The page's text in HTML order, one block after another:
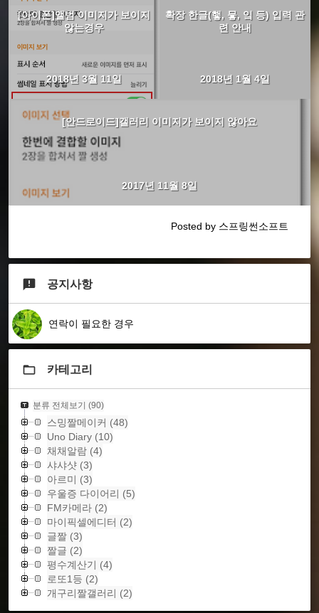
[아이폰]앨범 이미지가 보이지
않는경우
2018년 3월 11일
확장 한글(햏, 믛, 잌 등) 입력 관
련 안내
2018년 1월 4일
[안드로이드]갤러리 이미지가 보이지 않아요
2017년 11월 8일
Posted by 스프링썬소프트
공지사항
연락이 필요한 경우
카테고리
분류 전체보기 (90)
스밍짤메이커 (48)
Uno Diary (10)
채채알람 (4)
샤샤샷 (3)
아르미 (3)
우울증 다이어리 (5)
FM카메라 (2)
마이픽셀에디터 (2)
글짤 (3)
짤글 (2)
평수계산기 (4)
로또1등 (2)
개구리짤갤러리 (2)